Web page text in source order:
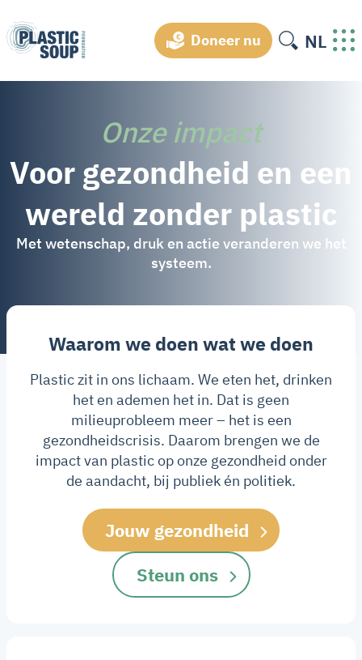
Doneer nu NL
Onze impact
Voor gezondheid en een
wereld zonder plastic
Met wetenschap, druk en actie veranderen we het
systeem.
Waarom we doen wat we doen
Plastic zit in ons lichaam. We eten het, drinken
het en ademen het in. Dat is geen
milieuprobleem meer – het is een
gezondheidscrisis. Daarom brengen we de
impact van plastic op onze gezondheid onder
de aandacht, bij publiek én politiek.
Jouw gezondheid
Steun ons